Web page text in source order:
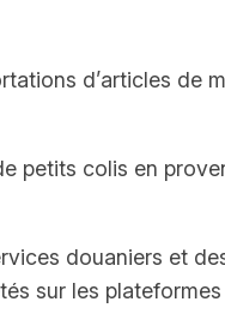
d’articles de
petits colis en
douaniers et
sur les